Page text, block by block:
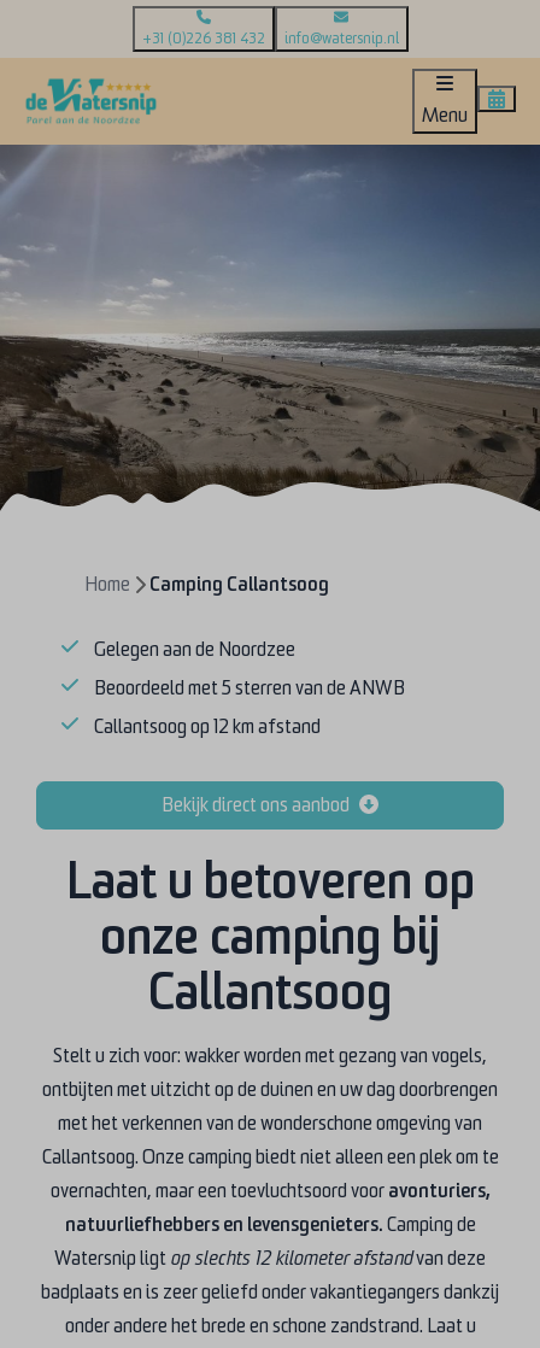
+31 (0)226 381 432 info@watersnip.nl
Menu
Home Camping Callantsoog
Gelegen aan de Noordzee
Beoordeeld met 5 sterren van de ANWB
Callantsoog op 12 km afstand
Bekijk direct ons aanbod
Laat u betoveren op
onze camping bij
Callantsoog
Stelt u zich voor: wakker worden met gezang van vogels,
ontbijten met uitzicht op de duinen en uw dag doorbrengen
met het verkennen van de wonderschone omgeving van
Callantsoog. Onze camping biedt niet alleen een plek om te
overnachten, maar een toevluchtsoord voor avonturiers,
natuurliefhebbers en levensgenieters. Camping de
Watersnip ligt op slechts 12 kilometer afstandvan deze
badplaats en is zeer geliefd onder vakantiegangers dankzij
onder andere het brede en schone zandstrand. Laat u